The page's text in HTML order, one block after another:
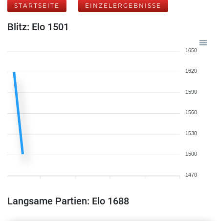
STARTSEITE EINZELERGEBNISSE
Blitz: Elo 1501
1650
1620
1590
1560
1530
1500
1470
Langsame Partien: Elo 1688